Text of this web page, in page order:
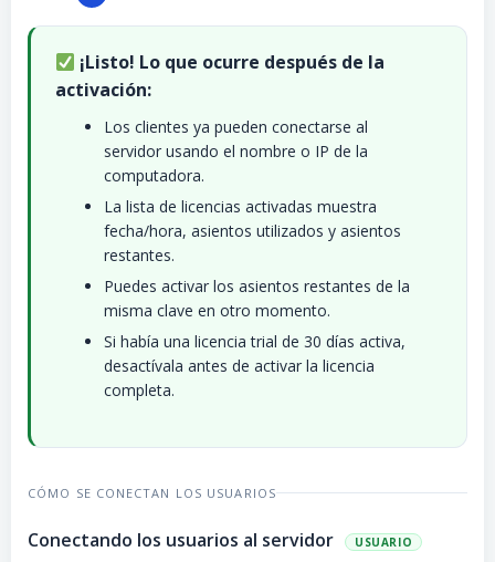
¡Listo! Lo que ocurre después de la
activación:
Los clientes ya pueden conectarse al
servidor usando el nombre o IP de la
computadora.
La lista de licencias activadas muestra
fecha/hora, asientos utilizados y asientos
restantes.
Puedes activar los asientos restantes de la
misma clave en otro momento.
Si había una licencia trial de 30 días activa,
desactívala antes de activar la licencia
completa.
CÓMO SE CONECTAN LOS USUARIOS
Conectando los usuarios al servidor USUARIO